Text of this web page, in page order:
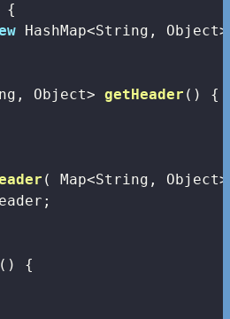
{
HashMap<String,
Object>
getHeader ()
{
( Map<String,
()
{